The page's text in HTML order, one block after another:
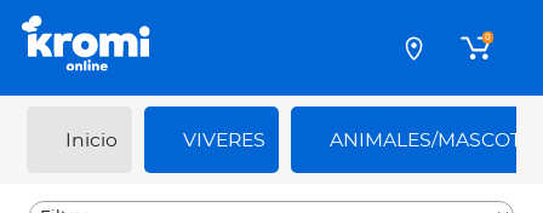
0
Inicio VIVERES ANIMALES/